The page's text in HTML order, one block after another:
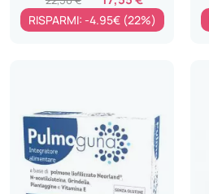
RISPARMI: -4.95€ (22%)